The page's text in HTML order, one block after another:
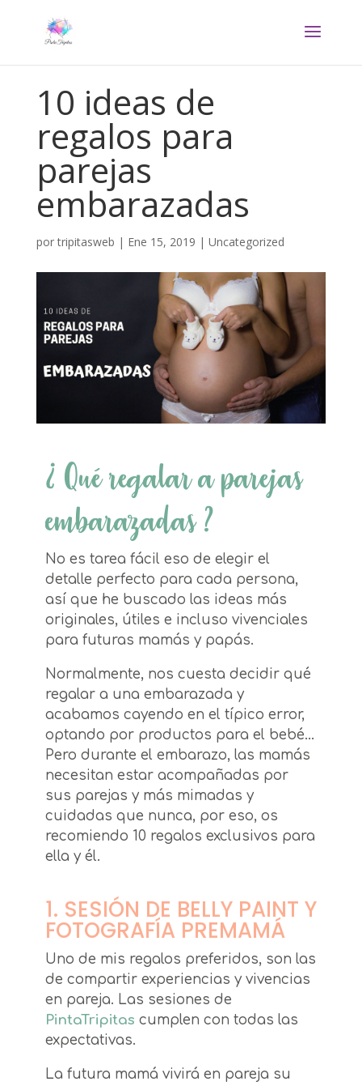
10 ideas de
regalos para
parejas
embarazadas
portripitasweb | Ene 15, 2019 | Uncategorized
¿ Qué regalar a parejas
embarazadas ?
No es tarea fácil eso de elegir el
detalle perfecto para cada persona,
así que he buscado las ideas más
originales, útiles e incluso vivenciales
para futuras mamás y papás.
Normalmente, nos cuesta decidir qué
regalar a una embarazada y
acabamos cayendo en el típico error,
optando por productos para el bebé…
Pero durante el embarazo, las mamás
necesitan estar acompañadas por
sus parejas y más mimadas y
cuidadas que nunca, por eso, os
recomiendo 10 regalos exclusivos para
ella y él.
1. SESIÓN DE BELLY PAINT Y
FOTOGRAFÍA PREMAMÁ
Uno de mis regalos preferidos, son las
de compartir experiencias y vivencias
en pareja. Las sesiones de
PintaTripitas cumplen con todas las
expectativas.
La futura mamá vivirá en pareja su